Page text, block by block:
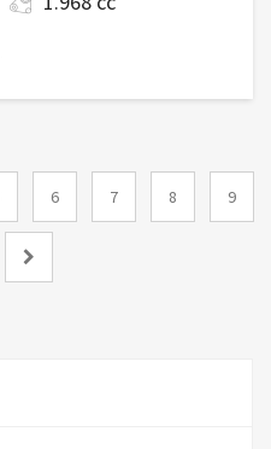
6 7 8 9